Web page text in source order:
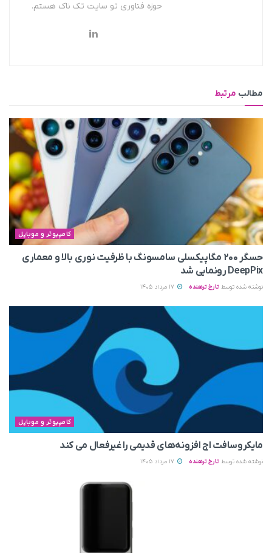
حوزه فناوری تو سایت تک ناک هستم.
مطالب مرتبط
کامپیوتر و موبایل
حسگر ۲۰۰ مگاپیکسلی سامسونگ با ظرفیت نوری بالا و معماری
DeepPix رونمایی شد
نوشته شده توسط تارخ ترهنده
کامپیوتر و موبایل
مایکروسافت اج افزونه‌های قدیمی را غیرفعال می‌ کند
نوشته شده توسط تارخ ترهنده